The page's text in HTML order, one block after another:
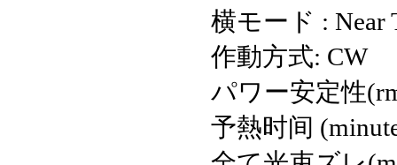
横モード : Near
作動方式: CW
パワー安定性
予熱时间